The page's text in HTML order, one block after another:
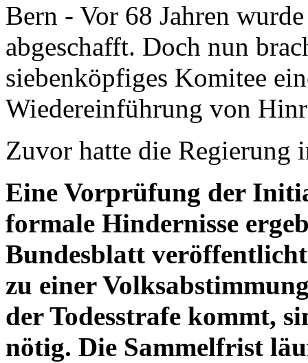
Bern - Vor 68 Jahren
abgeschafft. Doch nun
siebenköpfiges Komitee
Wiedereinführung von
Zuvor hatte die Regierung
Eine Vorprüfung der
formale Hindernisse
Bundesblatt
zu einer
der Todesstrafe kommt,
nötig. Die Sammelfrist